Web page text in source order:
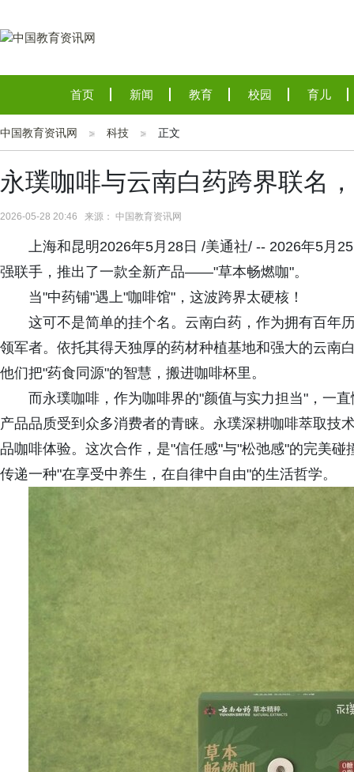
首页 新闻 教育 校园 育儿
中国教育资讯网 科技 正文
永璞咖啡与云南白药跨界联名
2026-05-28 20:46 来源： 中国教育资讯网
上海和昆明2026年5月28日 /美通社/ -- 2026年5月
强联手，推出了一款全新产品——"草本畅燃咖"。
当"中药铺"遇上"咖啡馆"，这波跨界太硬核！
这可不是简单的挂个名。云南白药，作为拥有百年
领军者。依托其得天独厚的药材种植基地和强大的云南
他们把"药食同源"的智慧，搬进咖啡杯里。
而永璞咖啡，作为咖啡界的"颜值与实力担当"，一
产品品质受到众多消费者的青睐。永璞深耕咖啡萃取技
品咖啡体验。这次合作，是"信任感"与"松弛感"的完美
传递一种"在享受中养生，在自律中自由"的生活哲学。